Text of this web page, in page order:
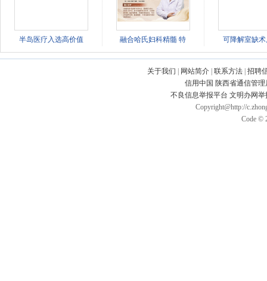
半岛医疗入选高价值 融合哈氏妇科精髓 特 可降解室缺
关于我们 网站简介 联系方法 招聘
信用中国 陕西省通信管理
不良信息举报平台 文明办网
Copyright@http://
Code ©